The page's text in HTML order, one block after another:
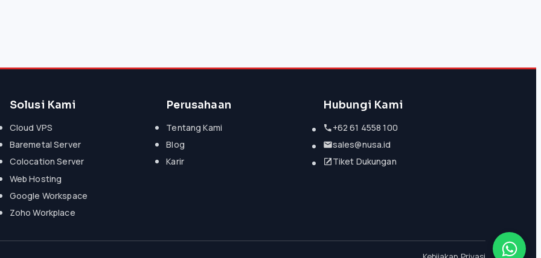
Solusi Kami
Cloud VPS
Baremetal Server
Colocation Server
Web Hosting
Google Workspace
Zoho Workplace
Perusahaan
Tentang Kami
Blog
Karir
Hubungi Kami
+62 61 4558 100
sales@nusa.id
Tiket Dukungan